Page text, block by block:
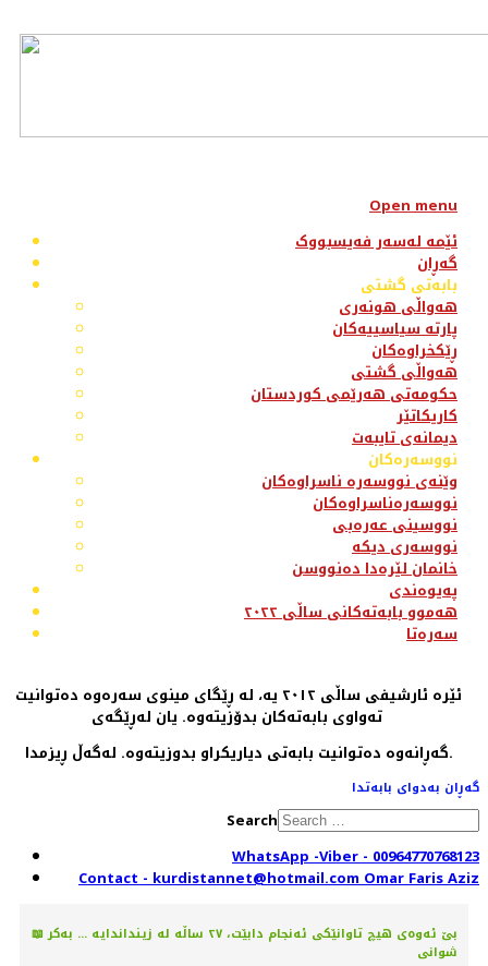
Open menu
ئێمە لەسەر فەیسبووک
گەڕان
بابەتی گشتی
هەواڵی هونەری
پارتە سیاسییەکان
ڕێکخراوەکان
هەواڵی گشتی
حکومەتی هەرێمی کوردستان
کاریکاتێر
دیمانەی تایبەت
نووسەرەکان
وێنەی نووسەرە ناسراوەکان
نووسەرەناسراوەکان
نووسینی عەرەبی
نووسەری دیکە
خانمان لێرەدا دەنووسن
پەیوەندی
هەموو بابەتەکانی ساڵی ٢٠٢٢
سەرەتا
ئێرە ئارشیفی ساڵی ٢٠١٢ یە، لە ڕێگای مینوی سەرەوە دەتوانیت
تەواوی بابەتەکان بدۆزیتەوە. یان لەڕێگەی
گەڕانەوە دەتوانیت بابەتی دیاریکراو بدوزیتەوە. لەگەڵ ڕیزمدا.
گەڕان بەدوای بابەتدا
Search
WhatsApp -Viber - 00964770768123
Contact - kurdistannet@hotmail.com Omar Faris Aziz
📖 بێ ئەوەی هیچ تاوانێکی ئەنجام دابێت، ٢٧ ساڵە لە زینداندایە ... بەکر
شوانی